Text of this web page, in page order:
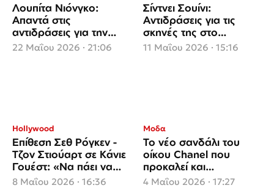
Λουπίτα Νιόνγκο:
Απαντά στις
αντιδράσεις για την
επιλογή της ως «Ωραία
22 Μαΐου 2026 · 21:06
Σίντνει Σουίνι:
Αντιδράσεις για τις
σκηνές της στο
«Euphoria»!
11 Μαΐου 2026 · 15:16
Hollywood
Επίθεση Σεθ Ρόγκεν -
Τζον Στιούαρτ σε Κάνιε
Γουέστ: «Να πάει να
@@@ αυτός ο τύπος»
8 Μαΐου 2026 · 16:36
Μοδα
Το νέο σανδάλι του
οίκου Chanel που
προκαλεί και
αντιδράσεις και
4 Μαΐου 2026 · 17:27